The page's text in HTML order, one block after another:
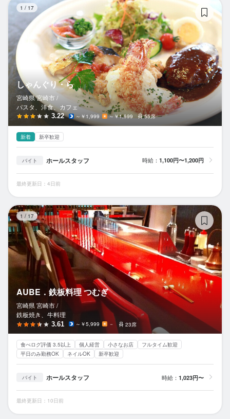
1 / 17
しゃんぐり・ら
宮崎県 宮崎市 /
パスタ、洋食、カフェ
3.22 ～￥1,999 ～￥1,999 55席
新着 新卒歓迎
バイト ホールスタッフ 時給： 1,100円〜1,200円
最終更新日：4日前
1 / 17
AUBE．鉄板料理 つむぎ
宮崎県 宮崎市 /
鉄板焼き、牛料理
3.61 ～￥5,999 － 23席
食べログ評価 3.5以上 個人経営 小さなお店
フルタイム歓迎
平日のみ勤務OK
ネイルOK 新卒歓迎
バイト ホールスタッフ 時給： 1,023円〜
最終更新日：10日前